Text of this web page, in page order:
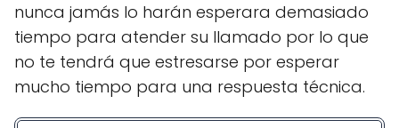
nunca jamás lo harán esperara demasiado
tiempo para atender su llamado por lo que
no te tendrá que estresarse por esperar
mucho tiempo para una respuesta técnica.